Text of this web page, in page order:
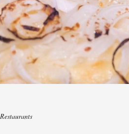
Restaurants